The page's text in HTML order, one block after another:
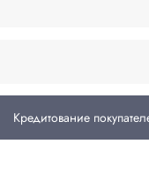
Кредитование